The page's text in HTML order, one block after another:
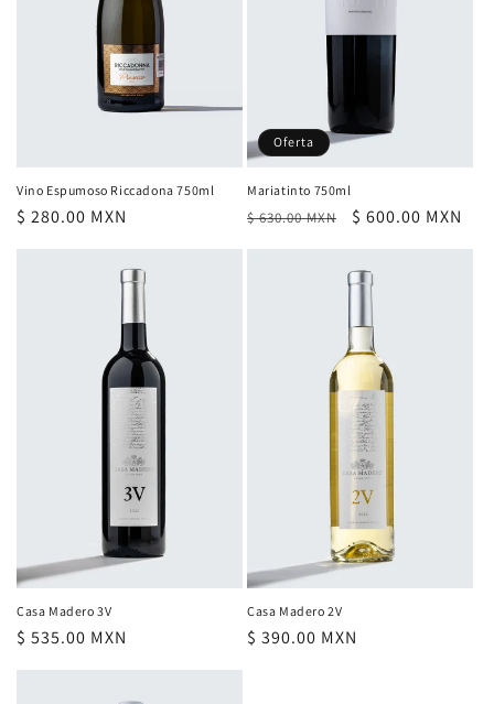
Vino Espumoso Riccadona 750ml
Precio
habitual
$ 280.00 MXN
Oferta
Mariatinto 750ml
Precio
habitual
$ 630.00 MXN
Precio
de
oferta
$ 600.00 MXN
Casa Madero 3V
Precio
$ 535.00 MXN
Casa Madero 2V
Precio
$ 390.00 MXN